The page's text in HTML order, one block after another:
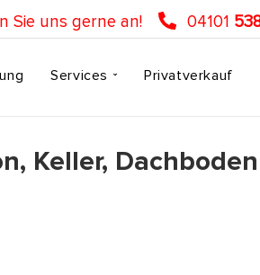
Sie uns gerne an! 04101
Services Privatverkauf
Keller, Dachboden